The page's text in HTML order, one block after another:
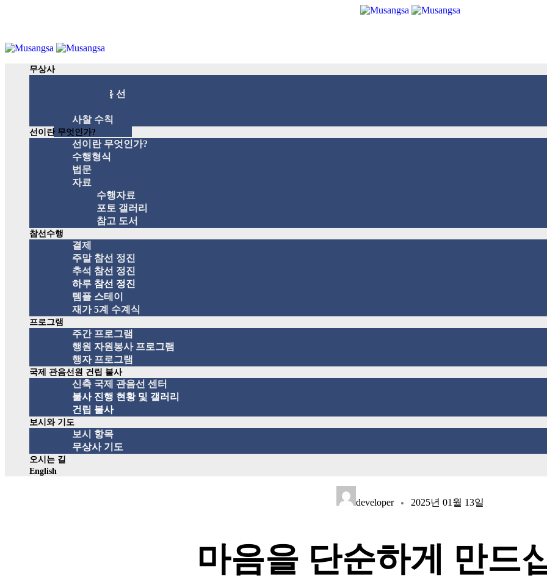
무상사
국제 관음 선
사찰 수칙
선이란 무엇인가?
선이란 무엇인가?
수행형식
법문
자료
수행자료
포토 갤러리
참고 도서
참선수행
결제
주말 참선 정진
추석 참선 정진
하루 참선 정진
템플 스테이
재가 5계 수계식
프로그램
주간 프로그램
행원 자원봉사 프로그램
행자 프로그램
국제 관음선원 건립 불사
신축 국제 관음선 센터
불사 진행 현황 및 갤러리
건립 불사
보시와 기도
보시 항목
무상사 기도
오시는 길
English
developer 2025년 01월 13일
마음을 단순하게 만드